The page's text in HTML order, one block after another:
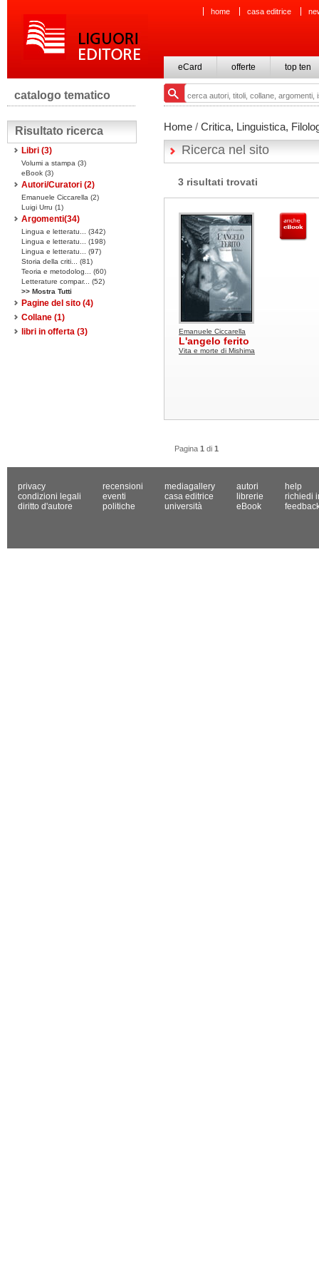
home casa editrice
eCard offerte top ten
catalogo tematico
Risultato ricerca
Libri (3)
Volumi a stampa (3)
eBook (3)
Autori/Curatori (2)
Emanuele Ciccarella (2)
Luigi Urru (1)
Argomenti(34)
Lingua e letteratu... (342)
Lingua e letteratu... (198)
Lingua e letteratu... (97)
Storia della criti... (81)
Teoria e metodolog... (60)
Letterature compar... (52)
>> Mostra Tutti
Pagine del sito (4)
Collane (1)
libri in offerta (3)
Home / Critica, Linguistica,
Ricerca nel sito
3 risultati trovati
Emanuele Ciccarella
L'angelo ferito
Vita e morte di Mishima
Pagina 1 di 1
privacy
condizioni legali
diritto d'autore
recensioni
eventi
politiche
mediagallery
casa editrice
università
autori
librerie
eBook
help
richiedi